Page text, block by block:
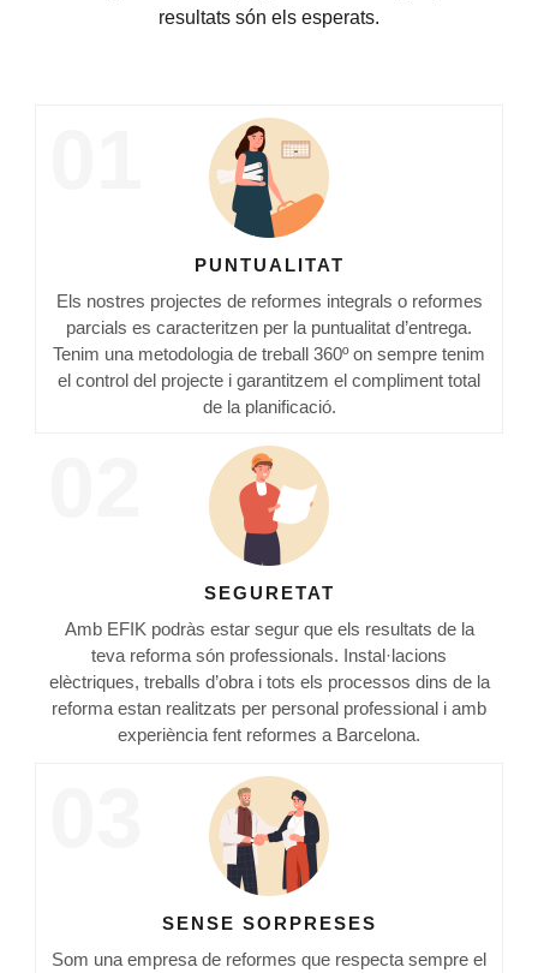
resultats són els esperats.
PUNTUALITAT
Els nostres projectes de reformes integrals o reformes
parcials es caracteritzen per la puntualitat d’entrega.
Tenim una metodologia de treball 360º on sempre tenim
el control del projecte i garantitzem el compliment total
de la planificació.
SEGURETAT
Amb EFIK podràs estar segur que els resultats de la
teva reforma són professionals. Instal·lacions
elèctriques, treballs d’obra i tots els processos dins de la
reforma estan realitzats per personal professional i amb
experiència fent reformes a Barcelona.
SENSE SORPRESES
Som una empresa de reformes que respecta sempre el